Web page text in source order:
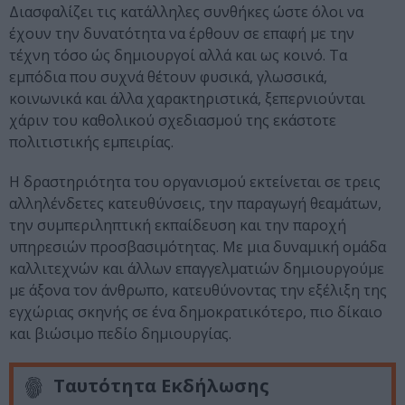
Διασφαλίζει τις κατάλληλες συνθήκες ώστε όλοι να
έχουν την δυνατότητα να έρθουν σε επαφή με την
τέχνη τόσο ώς δημιουργοί αλλά και ως κοινό. Τα
εμπόδια που συχνά θέτουν φυσικά, γλωσσικά,
κοινωνικά και άλλα χαρακτηριστικά, ξεπερνιούνται
χάριν του καθολικού σχεδιασμού της εκάστοτε
πολιτιστικής εμπειρίας.
Η δραστηριότητα του οργανισμού εκτείνεται σε τρεις
αλληλένδετες κατευθύνσεις, την παραγωγή θεαμάτων,
την συμπεριληπτική εκπαίδευση και την παροχή
υπηρεσιών προσβασιμότητας. Με μια δυναμική ομάδα
καλλιτεχνών και άλλων επαγγελματιών δημιουργούμε
με άξονα τον άνθρωπο, κατευθύνοντας την εξέλιξη της
εγχώριας σκηνής σε ένα δημοκρατικότερο, πιο δίκαιο
και βιώσιμο πεδίο δημιουργίας.
Ταυτότητα Εκδήλωσης